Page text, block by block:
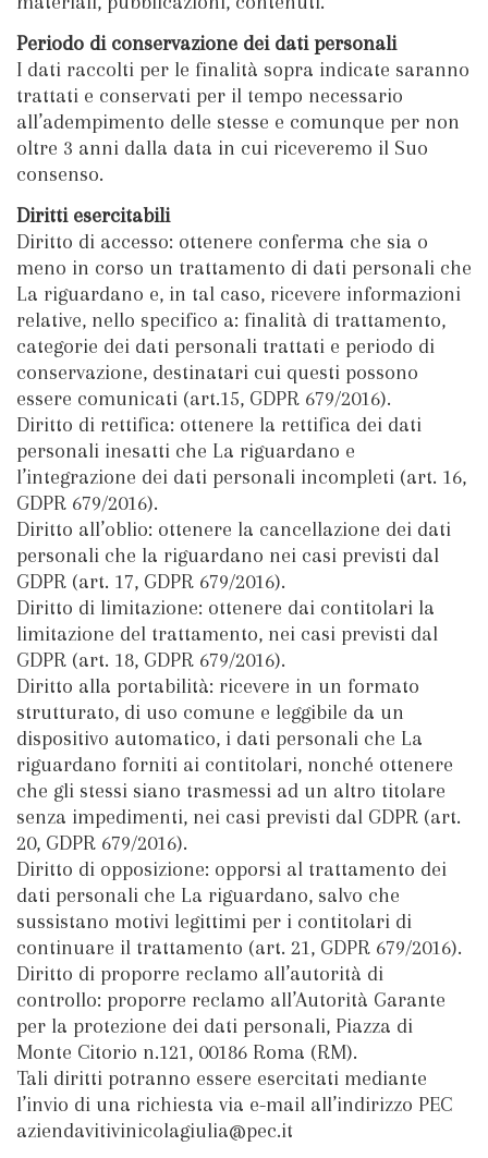
Periodo di conservazione dei dati personali
I dati raccolti per le finalità sopra indicate saranno
trattati e conservati per il tempo necessario
all’adempimento delle stesse e comunque per non
oltre 3 anni dalla data in cui riceveremo il Suo
consenso.
Diritti esercitabili
Diritto di accesso: ottenere conferma che sia o
meno in corso un trattamento di dati personali che
La riguardano e, in tal caso, ricevere informazioni
relative, nello specifico a: finalità di trattamento,
categorie dei dati personali trattati e periodo di
conservazione, destinatari cui questi possono
essere comunicati (art.15, GDPR 679/2016).
Diritto di rettifica: ottenere la rettifica dei dati
personali inesatti che La riguardano e
l’integrazione dei dati personali incompleti (art. 16,
GDPR 679/2016).
Diritto all’oblio: ottenere la cancellazione dei dati
personali che la riguardano nei casi previsti dal
GDPR (art. 17, GDPR 679/2016).
Diritto di limitazione: ottenere dai contitolari la
limitazione del trattamento, nei casi previsti dal
GDPR (art. 18, GDPR 679/2016).
Diritto alla portabilità: ricevere in un formato
strutturato, di uso comune e leggibile da un
dispositivo automatico, i dati personali che La
riguardano forniti ai contitolari, nonché ottenere
che gli stessi siano trasmessi ad un altro titolare
senza impedimenti, nei casi previsti dal GDPR (art.
20, GDPR 679/2016).
Diritto di opposizione: opporsi al trattamento dei
dati personali che La riguardano, salvo che
sussistano motivi legittimi per i contitolari di
continuare il trattamento (art. 21, GDPR 679/2016).
Diritto di proporre reclamo all’autorità di
controllo: proporre reclamo all’Autorità Garante
per la protezione dei dati personali, Piazza di
Monte Citorio n.121, 00186 Roma (RM).
Tali diritti potranno essere esercitati mediante
l’invio di una richiesta via e-mail all’indirizzo PEC
aziendavitivinicolagiulia@pec.it